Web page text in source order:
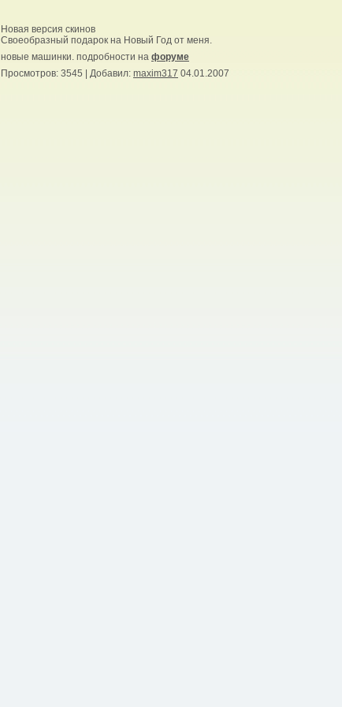
Новая версия скинов
Своеобразный подарок на Новый Год от меня.
новые машинки. подробности на форуме
Просмотров: 3545 | Добавил: maxim317 04.01.2007